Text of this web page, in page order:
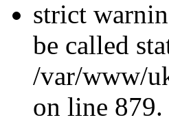
strict
be called
/var/www/
on line 879.